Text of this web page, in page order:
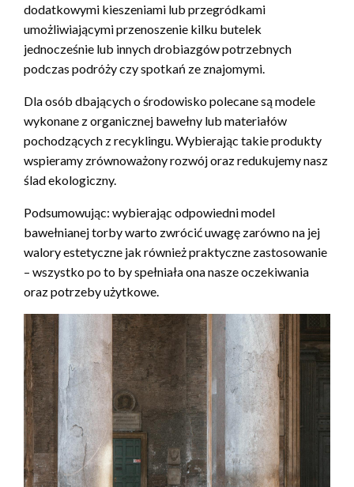
dodatkowymi kieszeniami lub przegródkami
umożliwiającymi przenoszenie kilku butelek
jednocześnie lub innych drobiazgów potrzebnych
podczas podróży czy spotkań ze znajomymi.
Dla osób dbających o środowisko polecane są modele
wykonane z organicznej bawełny lub materiałów
pochodzących z recyklingu. Wybierając takie produkty
wspieramy zrównoważony rozwój oraz redukujemy nasz
ślad ekologiczny.
Podsumowując: wybierając odpowiedni model
bawełnianej torby warto zwrócić uwagę zarówno na jej
walory estetyczne jak również praktyczne zastosowanie
– wszystko po to by spełniała ona nasze oczekiwania
oraz potrzeby użytkowe.